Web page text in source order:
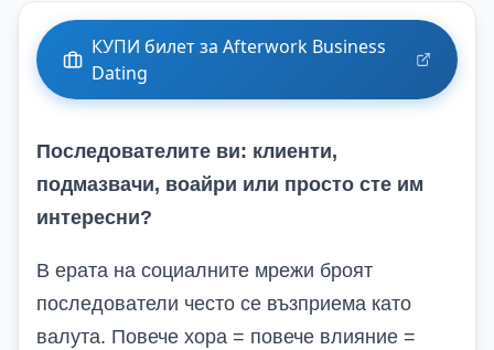
КУПИ билет за Afterwork Business
Dating
Последователите ви: клиенти,
подмазвачи, воайри или просто сте им
интересни?
В ерата на социалните мрежи броят
последователи често се възприема като
валута. Повече хора = повече влияние =